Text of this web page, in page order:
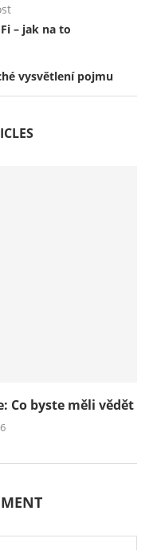
– jak na to
vysvětlení pojmu
Co byste měli vědět